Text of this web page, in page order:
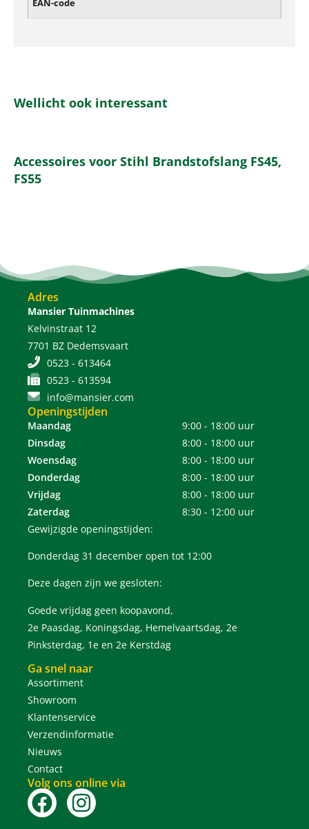
EAN-code
Wellicht ook interessant
Accessoires voor Stihl Brandstofslang FS45,
FS55
Adres
Mansier Tuinmachines
Kelvinstraat 12
7701 BZ Dedemsvaart
0523 - 613464
0523 - 613594
info@mansier.com
Openingstijden
Maandag
9:00 - 18:00 uur
Dinsdag
8:00 - 18:00 uur
Woensdag
8:00 - 18:00 uur
Donderdag
8:00 - 18:00 uur
Vrijdag
8:00 - 18:00 uur
Zaterdag
8:30 - 12:00 uur
Gewijzigde openingstijden:
Donderdag 31 december open tot 12:00
Deze dagen zijn we gesloten:
Goede vrijdag geen koopavond,
2e Paasdag, Koningsdag, Hemelvaartsdag, 2e
Pinksterdag, 1e en 2e Kerstdag
Ga snel naar
Assortiment
Showroom
Klantenservice
Verzendinformatie
Nieuws
Contact
Volg ons online via